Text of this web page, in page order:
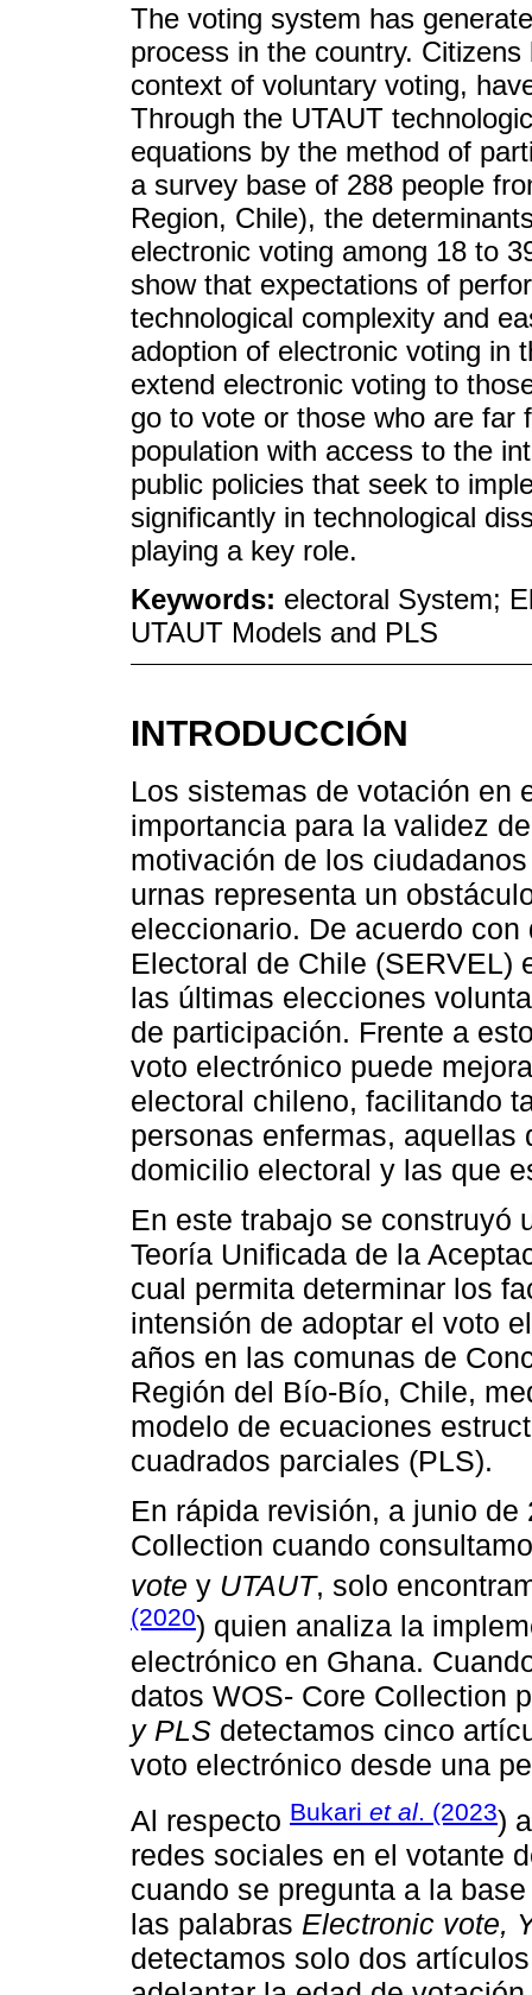
The voting system has
process in the country.
context of voluntary voting,
Through the UTAUT
equations by the method of
a survey base of 288 people
Region, Chile), the
electronic voting among 18 to
show that expectations of
technological complexity and
adoption of electronic voting in
extend electronic voting to
go to vote or those who are far
population with access to the
public policies that seek to
significantly in technological
playing a key role.
Keywords: electoral System;
UTAUT Models and PLS
INTRODUCCIÓN
Los sistemas de votación en
importancia para la validez
motivación de los
urnas representa un
eleccionario. De acuerdo
Electoral de Chile (SERVEL)
las últimas elecciones
de participación. Frente a
voto electrónico puede
electoral chileno, facilitando
personas enfermas,
domicilio electoral y las que
En este trabajo se construyó
Teoría Unificada de la
cual permita determinar los
intensión de adoptar el voto
años en las comunas de
Región del Bío-Bío, Chile,
modelo de ecuaciones
cuadrados parciales (PLS).
En rápida revisión, a junio
Collection cuando
vote y UTAUT, solo
(2020) quien analiza la
electrónico en Ghana.
datos WOS- Core Collection
y PLS detectamos cinco
voto electrónico desde una
Al respecto Bukari et al. (2023)
redes sociales en el votante
cuando se pregunta a la
las palabras Electronic vote,
detectamos solo dos